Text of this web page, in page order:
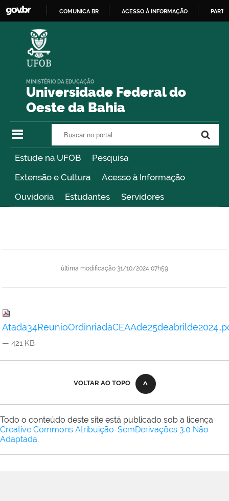
COMUNICA BR ACESSO À INFORMAÇÃO
Universidade Federal do
Oeste da Bahia
MINISTÉRIO DA EDUCAÇÃO
Estude na UFOB
Pesquisa
Extensão e Cultura
Acesso à Informação
Ouvidoria
Estudantes Servidores
última modificação 31/10/2024 07h59
— 421 KB
VOLTAR AO TOPO
Todo o conteúdo deste site está publicado sob a licença
Creative Commons Atribuição-SemDerivações 3.0 Não
Adaptada.